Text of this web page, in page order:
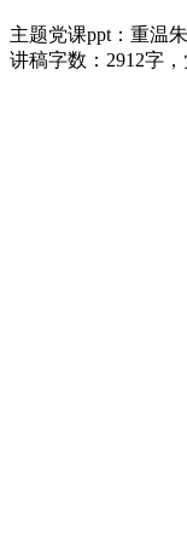
主题党课ppt：重温
讲稿字数：2912字，